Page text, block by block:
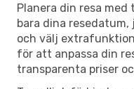
Planera din resa
bara dina
och välj
för att anpassa din
transparenta priser